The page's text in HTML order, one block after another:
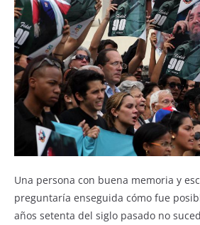
Una persona con buena memoria y
preguntaría enseguida cómo fue
años setenta del siglo pasado no